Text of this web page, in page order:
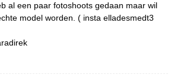
al een paar fotoshoots gedaan maar wil
model worden. ( insta elladesmedt3